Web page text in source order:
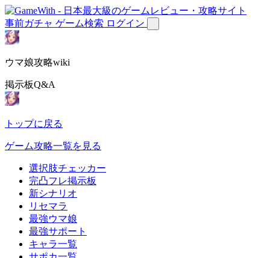
事前ガチャ ゲーム検索 ログイン
ウマ娘攻略wiki
掲示板Q&A
トップに戻る
ゲーム攻略一覧を見る
選択肢チェッカー
完凸フレ掲示板
新シナリオ
リセマラ
最強ウマ娘
最強サポート
キャラ一覧